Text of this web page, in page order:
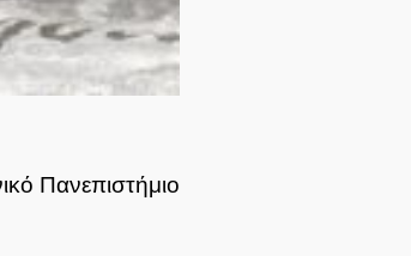
Πανεπιστήμιο